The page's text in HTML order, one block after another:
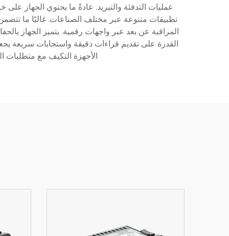
تطبيقات متنوعة عبر مختلف الصناعات. غالبًا ما
المراقبة عن بعد عبر واجهات رقمية. يتميز الجهاز
القدرة على تقديم قراءات دقيقة واستجابات سريعة
الأجهزة التكيف مع متطلبات